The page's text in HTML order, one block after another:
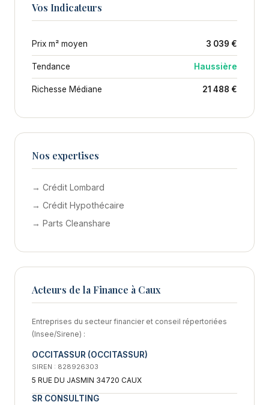
Vos Indicateurs
Prix m² moyen 3 039 €
Tendance Haussière
Richesse Médiane 21 488 €
Nos expertises
→ Crédit Lombard
→ Crédit Hypothécaire
→ Parts Cleanshare
Acteurs de la Finance à Caux
Entreprises du secteur financier et conseil répertoriées
(Insee/Sirene) :
OCCITASSUR (OCCITASSUR)
SIREN : 828926303
5 RUE DU JASMIN 34720 CAUX
SR CONSULTING